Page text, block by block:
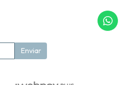
Enviar